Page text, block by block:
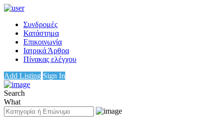
Συνδρομές
Κατάστημα
Επικοινωνία
Ιατρικά Άρθρα
Πίνακας ελέγχου
Add Listing Sign In
Search
What